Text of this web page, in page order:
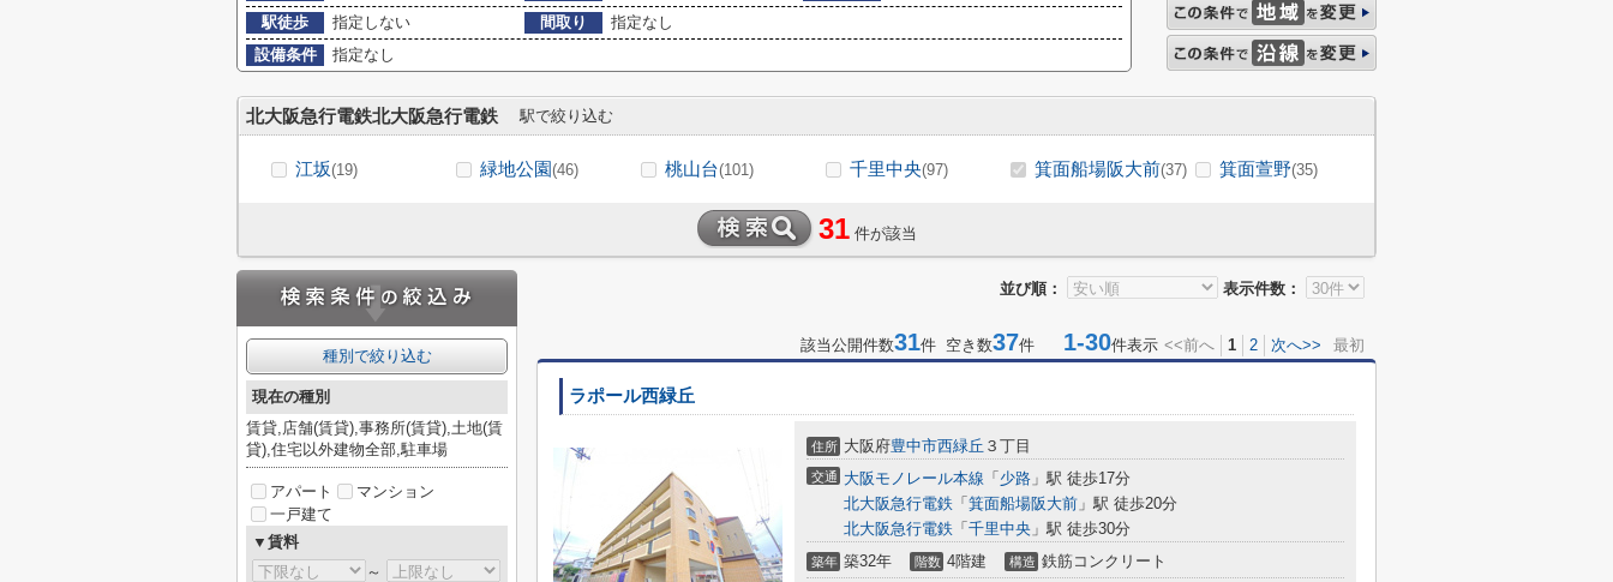
駅徒歩
指定しない 間取り
指定なし
設備条件
指定なし
北大阪急行電鉄北大阪急行電鉄 駅で絞り込む
江坂(19) 緑地公園(46) 桃山台(101) 千里中央(97) 箕面船場阪大前(37) 箕面萱野(35)
31 件が該当
並び順： 表示件数：
該当公開件数31件 空き数37件 1-30件表示 <<前へ 1 2 次へ>> 最初
ラポール西緑丘
住所 大阪府豊中市西緑丘 ３丁目
交通 大阪モノレール本線 「 少路 」駅 徒歩17分
北大阪急行電鉄 「 箕面船場阪大前 」駅 徒歩20分
北大阪急行電鉄 「 千里中央 」駅 徒歩30分
築年 築32年 階数 4階建 構造 鉄筋コンクリート
種別で絞り込む
現在の種別
賃貸,店舗(賃貸),事務所(賃貸),土地(賃
貸),住宅以外建物全部,駐車場
アパート
マンション
一戸建て
▼賃料
～